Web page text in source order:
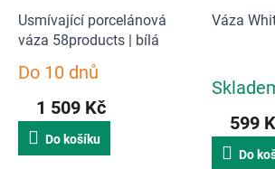
Usmívající porcelánová
váza 58products | bílá
Průměrné
produktu
je
5,0
z
Do 10 dnů
1 509 Kč
Do košíku
Váza
599
Do